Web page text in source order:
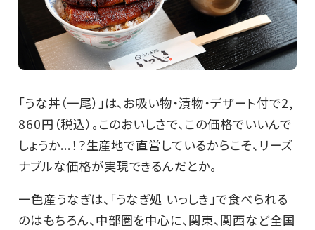
「うな丼（一尾）」は、お吸い物・漬物・デザート付で2,
860円（税込）。このおいしさで、この価格でいいんで
しょうか...！？生産地で直営しているからこそ、リーズ
ナブルな価格が実現できるんだとか。
一色産うなぎは、「うなぎ処 いっしき」で食べられる
のはもちろん、中部圏を中心に、関東、関西など全国